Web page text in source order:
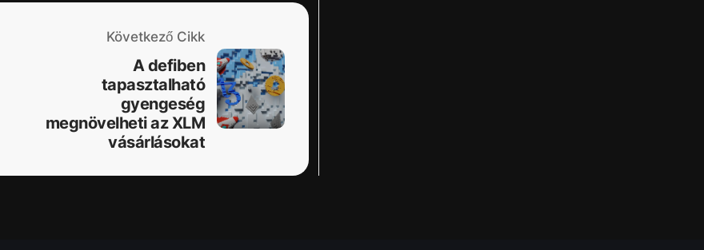
Következő Cikk
A defiben
tapasztalható
gyengeség
megnövelheti az XLM
vásárlásokat